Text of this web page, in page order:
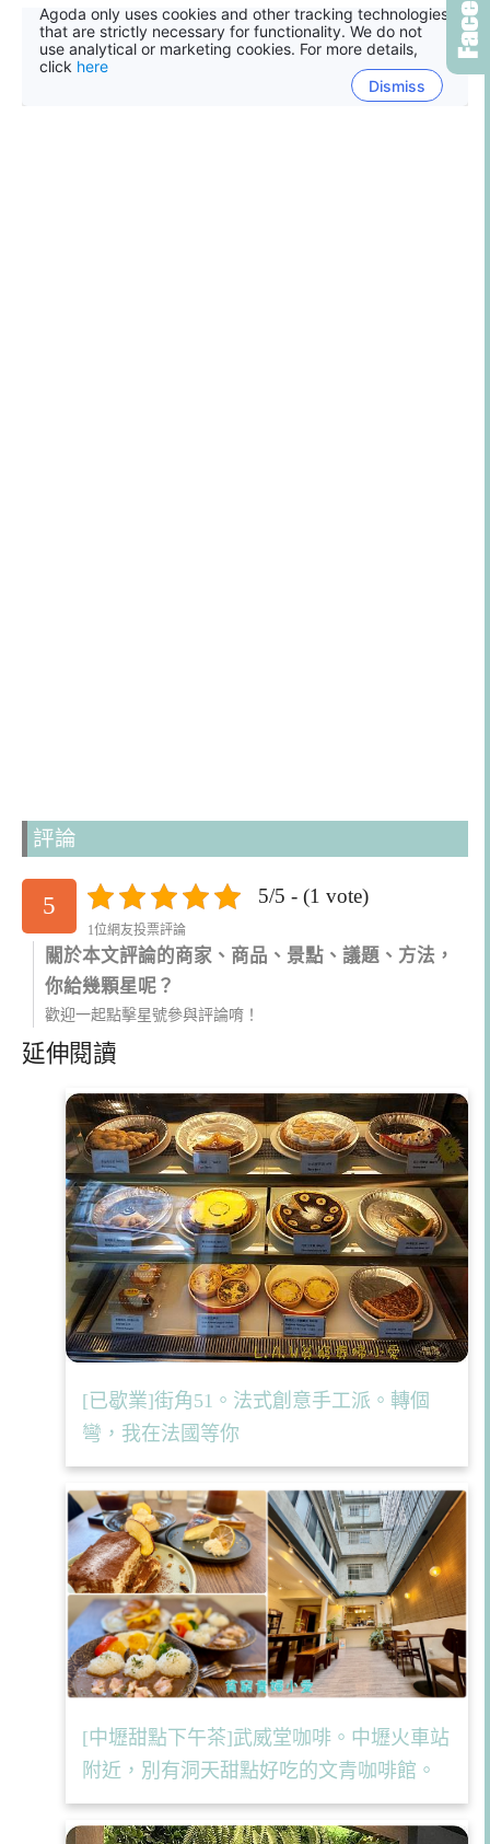
評論
5 5/5 - (1 vote)
1位網友投票評論
關於本文評論的商家、商品、景點、議題、方法，
你給幾顆星呢？
歡迎一起點擊星號參與評論唷！
延伸閱讀
[已歇業]街角51。法式創意手工派。轉個
彎，我在法國等你
[中壢甜點下午茶]武威堂咖啡。中壢火車站
附近，別有洞天甜點好吃的文青咖啡館。